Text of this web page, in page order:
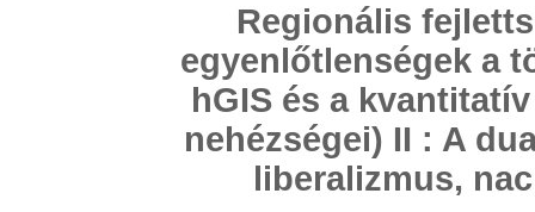
Regionális
egyenlőtlenségek a
hGIS és a
nehézségei) II : A
liberalizmus,